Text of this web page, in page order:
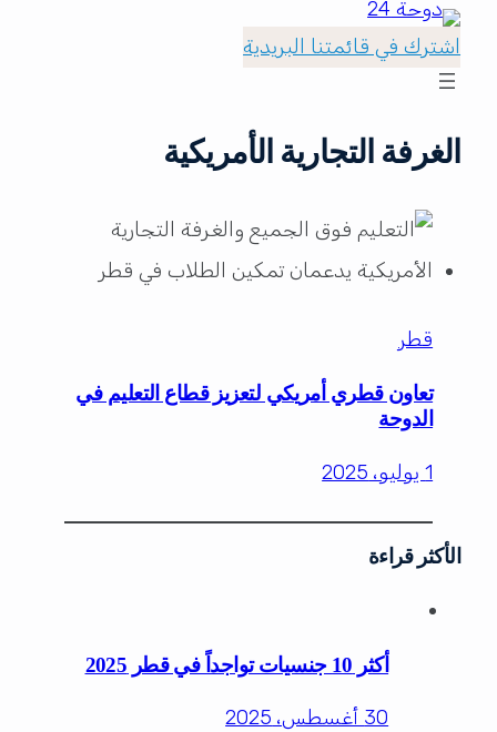
اشترك في قائمتنا البريدية
الغرفة التجارية الأمريكية
قطر
تعاون قطري أمريكي لتعزيز قطاع التعليم في
الدوحة
1 يوليو، 2025
الأكثر قراءة
أكثر 10 جنسيات تواجداً في قطر 2025
30 أغسطس، 2025